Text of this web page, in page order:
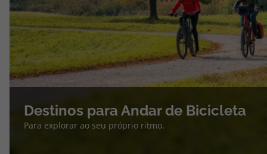
Destinos para Andar de Bicicleta
Para explorar ao seu próprio ritmo.